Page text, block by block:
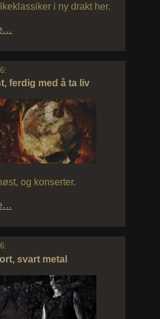
i ny drakt her.
ferdig med å ta liv
og konserter.
svart metal